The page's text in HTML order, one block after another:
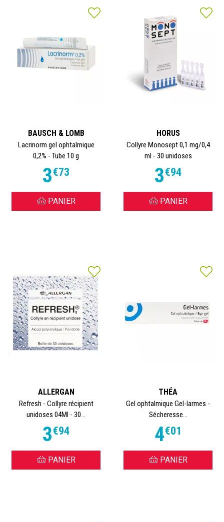
BAUSCH & LOMB
Lacrinorm gel ophtalmique
0,2% - Tube 10 g
3€73
PANIER
HORUS
Collyre Monosept 0,1 mg/0,4
ml - 30 unidoses
3€94
PANIER
ALLERGAN
Refresh - Collyre récipient
unidoses 04Ml - 30...
3€94
PANIER
THÉA
Gel ophtalmique Gel-larmes -
Sécheresse...
4€01
PANIER